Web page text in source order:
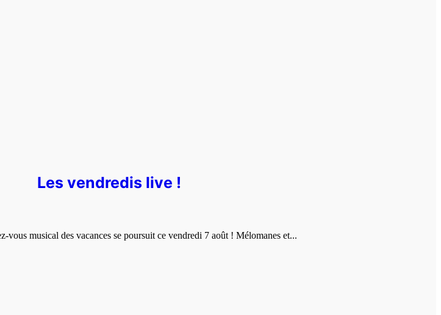
Les vendredis live !
vous musical des vacances se poursuit ce vendredi 7 août ! Mélomanes et...